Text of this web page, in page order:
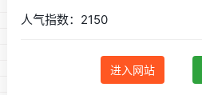
人气指数：2150
进入网站